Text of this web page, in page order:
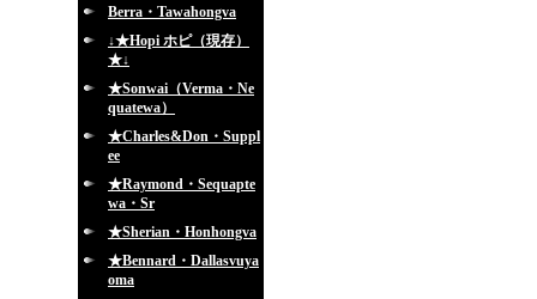
Berra・Tawahongva
↓★Hopi ホピ（現存）
★↓
★Sonwai（Verma・Ne
quatewa）
★Charles&Don・Suppl
ee
★Raymond・Sequapte
wa・Sr
★Sherian・Honhongva
★Bennard・Dallasvuya
oma